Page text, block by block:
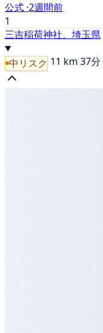
公式 ·2週間前
1
三吉稲荷神社、埼玉県
中リスク 11 km 37分